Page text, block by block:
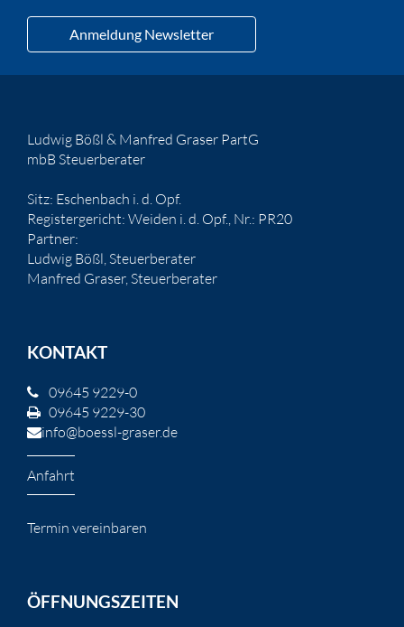
Anmeldung Newsletter
Ludwig Bößl & Manfred Graser PartG
mbB Steuerberater
Sitz: Eschenbach i. d. Opf.
Registergericht: Weiden i. d. Opf., Nr.: PR20
Partner:
Ludwig Bößl, Steuerberater
Manfred Graser, Steuerberater
KONTAKT
09645 9229-0
09645 9229-30
info@boessl-graser.de
Anfahrt
Termin vereinbaren
ÖFFNUNGSZEITEN